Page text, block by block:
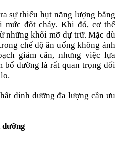
sự thiếu hụt năng lượng bằng
mức đốt cháy. Khi đó, cơ thể
những khối mỡ dự trữ. Mặc dù
chế độ ăn uống không ảnh
giảm cân, nhưng việc lựa
bổ dưỡng là rất quan trọng đối
dinh dưỡng đa lượng cần ưu